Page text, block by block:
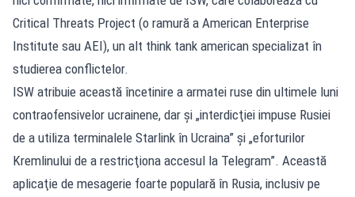
Critical Threats Project (o ramură a American Enterprise
Institute sau AEI), un alt think tank american specializat în
studierea conflictelor.
ISW atribuie această încetinire a armatei ruse din ultimele luni
contraofensivelor ucrainene, dar şi „interdicţiei impuse Rusiei
de a utiliza terminalele Starlink în Ucraina” şi „eforturilor
Kremlinului de a restricţiona accesul la Telegram”. Această
aplicaţie de mesagerie foarte populară în Rusia, inclusiv pe